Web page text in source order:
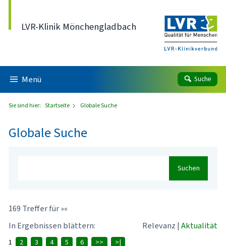
LVR-Klinik Mönchengladbach
Menü Suche
Sie sind hier: Startseite Globale Suche
Globale Suche
Suchen
169 Treffer für »«
In Ergebnissen blättern:
Relevanz | Aktualität
1 2 3 4 5 6 >> >|